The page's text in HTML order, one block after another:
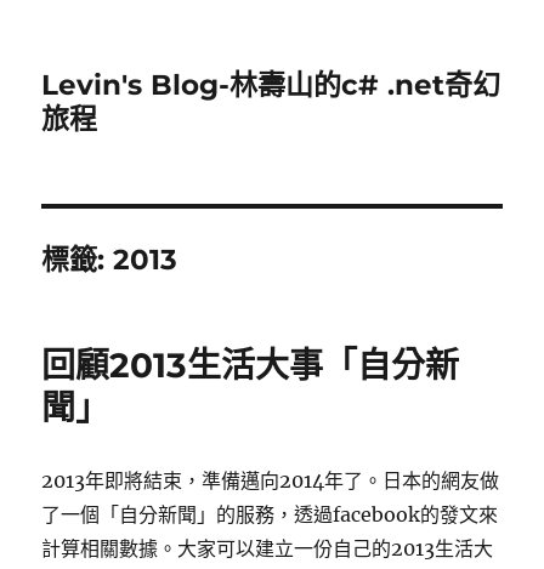
Levin's Blog-林壽山的c# .net奇幻
旅程
標籤:2013
回顧2013生活大事「自分新
聞」
2013年即將結束，準備邁向2014年了。日本的網友做
了一個「自分新聞」的服務，透過facebook的發文來
計算相關數據。大家可以建立一份自己的2013生活大